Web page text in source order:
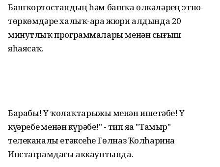
Башҡортостандың һәм башҡа өлкәләрҙең этно-
төркөмдәре халыҡ-ара жюри алдында 20
минутлыҡ программалары менән сығыш
яһаясаҡ.
Барабыҙ! Үҙ ҡолаҡтарыжыҙ менән ишетәбеҙ! Үҙ
күҙҙәребеҙ менән күрәбеҙ!" - тип яҙа "Тамыр"
телеканалы етәксеһе Гөлназ Ҡолһарина
Инстаграмдағы аккаунтында.